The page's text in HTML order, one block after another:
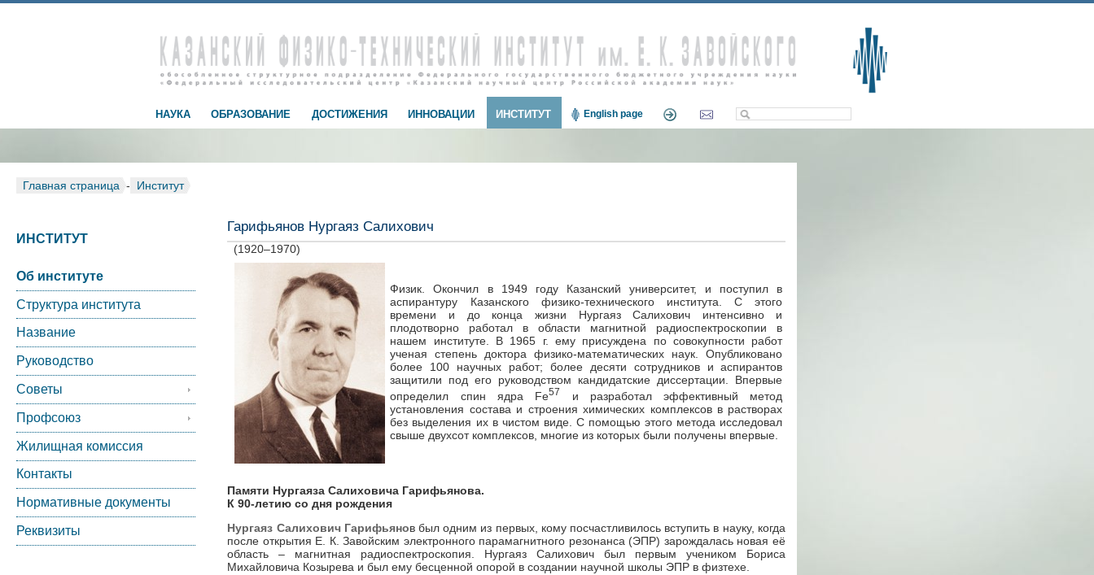
НАУКА ОБРАЗОВАНИЕ ДОСТИЖЕНИЯ ИННОВАЦИИ ИНСТИТУТ English page
Главная страница - Институт
Гарифьянов Нургаяз Салихович
(1920–1970)
Физик. Окончил в 1949 году Казанский университет, и поступил в
аспирантуру Казанского физико-технического института. С этого
времени и до конца жизни Нургаяз Салихович интенсивно и
плодотворно работал в области магнитной радиоспектроскопии в
нашем институте. В 1965 г. ему присуждена по совокупности работ
ученая степень доктора физико-математических наук. Опубликовано
более 100 научных работ; более десяти сотрудников и аспирантов
защитили под его руководством кандидатские диссертации. Впервые
определил спин ядра Fе57
и разработал эффективный метод
установления состава и строения химических комплексов в растворах
без выделения их в чистом виде. С помощью этого метода исследовал
свыше двухсот комплексов, многие из которых были получены впервые.
Памяти Нургаяза Салиховича Гарифьянова.
К 90-летию со дня рождения
Нургаяз Салихович Гарифьянов был одним из первых, кому посчастливилось вступить в науку, когда
после открытия Е. К. Завойским электронного парамагнитного резонанса (ЭПР) зарождалась новая её
область – магнитная радиоспектроскопия. Нургаяз Салихович был первым учеником Бориса
Михайловича Козырева и был ему бесценной опорой в создании научной школы ЭПР в физтехе.
ИНСТИТУТ
Об институте
Структура института
Название
Руководство
Советы
Профсоюз
Жилищная комиссия
Контакты
Нормативные документы
Реквизиты